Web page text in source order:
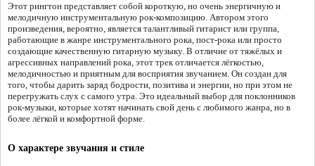
Этот рингтон представляет собой короткую, но очень энергичную и
мелодичную инструментальную рок-композицию. Автором этого
произведения, вероятно, является талантливый гитарист или группа,
работающие в жанре инструментального рока, пост-рока или просто
создающие качественную гитарную музыку. В отличие от тяжёлых и
агрессивных направлений рока, этот трек отличается лёгкостью,
мелодичностью и приятным для восприятия звучанием. Он создан для
того, чтобы дарить заряд бодрости, позитива и энергии, но при этом не
перегружать слух с самого утра. Это идеальный выбор для поклонников
рок-музыки, которые хотят начинать свой день с любимого жанра, но в
более лёгкой и комфортной форме.
О характере звучания и стиле